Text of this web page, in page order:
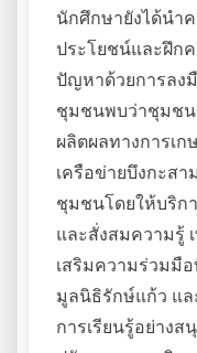
นักศึกษายังได้นำ
ประโยชน์และฝึก
ปัญหาด้วยการลง
ชุมชนพบว่าชุมชน
ผลิตผลทางการเก
เครือข่ายบึงกะสา
ชุมชนโดยให้บริก
และสั่งสมความรู้
เสริมความร่วมมื
มูลนิธิรักษ์แก้ว แ
การเรียนรู้อย่าง